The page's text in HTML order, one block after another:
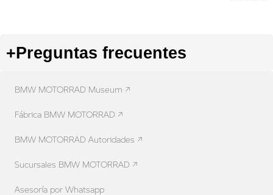
+Preguntas frecuentes
BMW MOTORRAD Museum ↗
Fábrica BMW MOTORRAD ↗
BMW MOTORRAD Autoridades ↗
Sucursales BMW MOTORRAD ↗
Asesoría por Whatsapp